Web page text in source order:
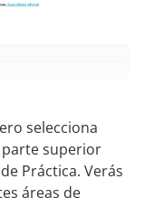
selecciona
parte superior
Práctica. Verás
áreas de